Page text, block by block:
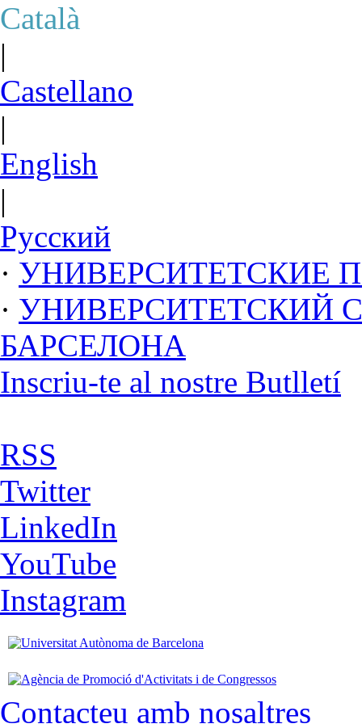
Català
|
Castellano
|
English
|
Русский
· УНИВЕРСИТЕТСКИЕ
· УНИВЕРСИТЕТСКИЙ
БАРСЕЛОНА
Inscriu-te al nostre Butlletí
RSS
Twitter
LinkedIn
YouTube
Instagram
Contacteu amb nosaltres